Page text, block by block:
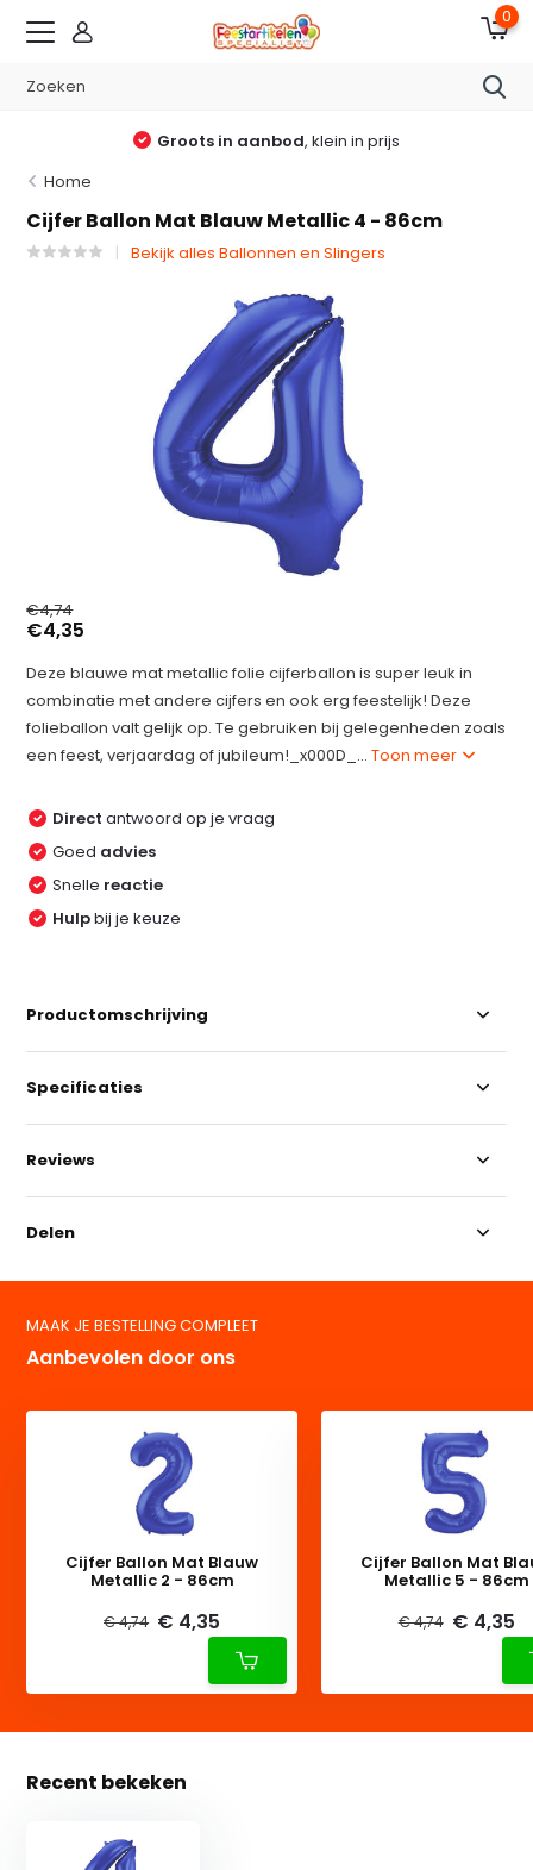
0
Groots in aanbod, klein in prijs
Home
Cijfer Ballon Mat Blauw Metallic 4 - 86cm
Bekijk alles Ballonnen en Slingers
€4,74
€4,35
Deze blauwe mat metallic folie cijferballon is super leuk in
combinatie met andere cijfers en ook erg feestelijk! Deze
folieballon valt gelijk op. Te gebruiken bij gelegenheden zoals
een feest, verjaardag of jubileum!_x000D_...Toon meer
Direct antwoord op je vraag
Goed advies
Snelle reactie
Hulpbij je keuze
Productomschrijving
Specificaties
Reviews
Delen
MAAK JE BESTELLING COMPLEET
Aanbevolen door ons
Cijfer Ballon Mat Blauw
Metallic 2 - 86cm
€ 4,74 € 4,35
Cijfer Ballon Mat
Metallic 5 - 86cm
€ 4,74 € 4,35
Recent bekeken